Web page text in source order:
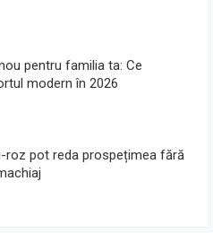
pentru familia ta: Ce
modern în 2026
roz pot reda prospețimea fără